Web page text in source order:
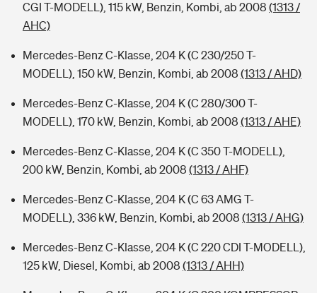
CGI T-MODELL), 115 kW, Benzin, Kombi, ab 2008 (1313 /
AHC)
Mercedes-Benz C-Klasse, 204 K (C 230/250 T-
MODELL), 150 kW, Benzin, Kombi, ab 2008 (1313 / AHD)
Mercedes-Benz C-Klasse, 204 K (C 280/300 T-
MODELL), 170 kW, Benzin, Kombi, ab 2008 (1313 / AHE)
Mercedes-Benz C-Klasse, 204 K (C 350 T-MODELL),
200 kW, Benzin, Kombi, ab 2008 (1313 / AHF)
Mercedes-Benz C-Klasse, 204 K (C 63 AMG T-
MODELL), 336 kW, Benzin, Kombi, ab 2008 (1313 / AHG)
Mercedes-Benz C-Klasse, 204 K (C 220 CDI T-MODELL),
125 kW, Diesel, Kombi, ab 2008 (1313 / AHH)